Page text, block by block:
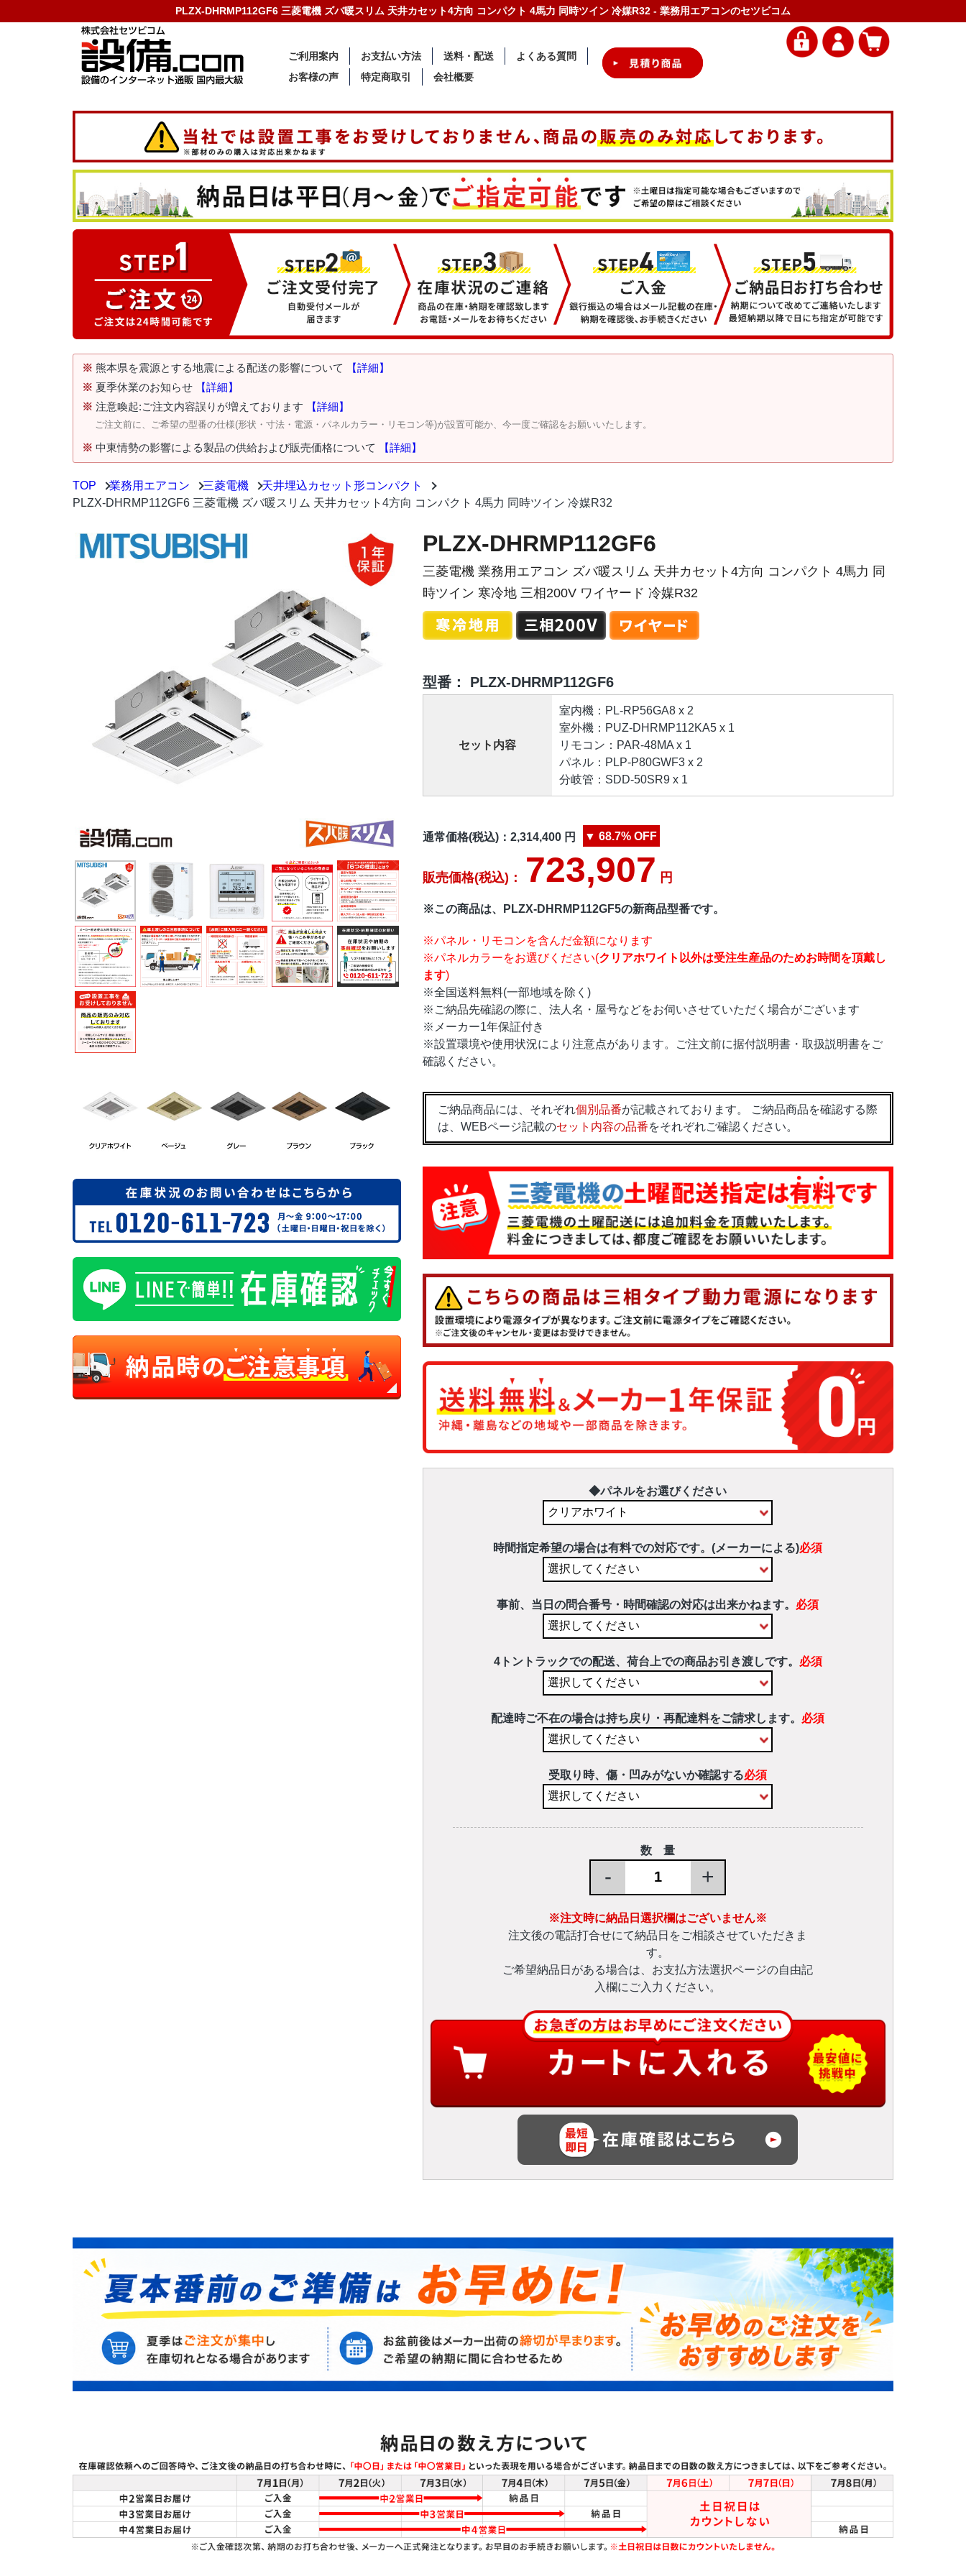
PLZX-DHRMP112GF6 三菱電機 ズバ暖スリム 天井カセット4方向 コンパクト 4馬力 同時ツイン 冷媒R32 - 業務用エアコンのセツビコム
ご利用案内 お支払い方法 送料・配送
よくある質問
お客様の声
特定商取引 会社概要
※ 熊本県を震源とする地震による配送の影響について
【詳細】
※ 夏季休業のお知らせ
【詳細】
※ 注意喚起:ご注文内容誤りが増えております 【詳細】
ご注文前に、ご希望の型番の仕様(形状・寸法・電源・パネルカラー・リモコン等)が設置可能か、今一度ご確認をお願いいたします。
※ 中東情勢の影響による製品の供給および販売価格について 【詳細】
TOP 業務用エアコン 三菱電機
天井埋込カセット形コンパクト
PLZX-DHRMP112GF6 三菱電機 ズバ暖スリム 天井カセット4方向 コンパクト 4馬力 同時ツイン 冷媒R32
PLZX-DHRMP112GF6
三菱電機 業務用エアコン ズバ暖スリム 天井カセット4方向 コンパクト 4馬力 同
時ツイン 寒冷地 三相200V ワイヤード 冷媒R32
型番： PLZX-DHRMP112GF6
セット内容
室内機：PL-RP56GA8 x 2
室外機：PUZ-DHRMP112KA5 x 1
リモコン：PAR-48MA x 1
パネル：PLP-P80GWF3 x 2
分岐管：SDD-50SR9 x 1
通常価格(税込)： 2,314,400円 ▼ 68.7% OFF
販売価格(税込)： 723,907 円
※この商品は、PLZX-DHRMP112GF5の新商品型番です。
※パネル・リモコンを含んだ金額になります
※パネルカラーをお選びください(クリアホワイト以外は受注生産品のためお時間を頂戴し
ます)
※全国送料無料(一部地域を除く)
※ご納品先確認の際に、法人名・屋号などをお伺いさせていただく場合がございます
※メーカー1年保証付き
※設置環境や使用状況により注意点があります。ご注文前に据付説明書・取扱説明書をご
確認ください。
ご納品商品には、それぞれ個別品番が記載されております。 ご納品商品を確認する際
は、WEBページ記載のセット内容の品番をそれぞれご確認ください。
◆パネルをお選びください
時間指定希望の場合は有料での対応です。(メーカーによる)必須
事前、当日の問合番号・時間確認の対応は出来かねます。 必須
4トントラックでの配送、荷台上での商品お引き渡しです。 必須
配達時ご不在の場合は持ち戻り・再配達料をご請求します。 必須
受取り時、傷・凹みがないか確認する必須
数 量
- +
※注文時に納品日選択欄はございません※
注文後の電話打合せにて納品日をご相談させていただきま
す。
ご希望納品日がある場合は、お支払方法選択ページの自由記
入欄にご入力ください。